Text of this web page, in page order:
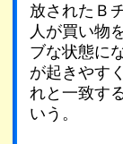
放されたＢ
人が買い物
ブな状態に
が起きやす
れと一致す
いう。